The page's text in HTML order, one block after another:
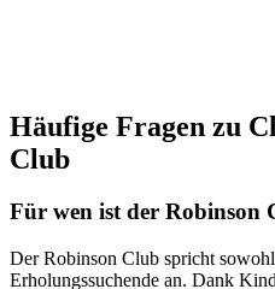
Häufige Fragen zu
Club
Für wen ist der Robinson
Der Robinson Club spricht
Erholungssuchende an. Dank